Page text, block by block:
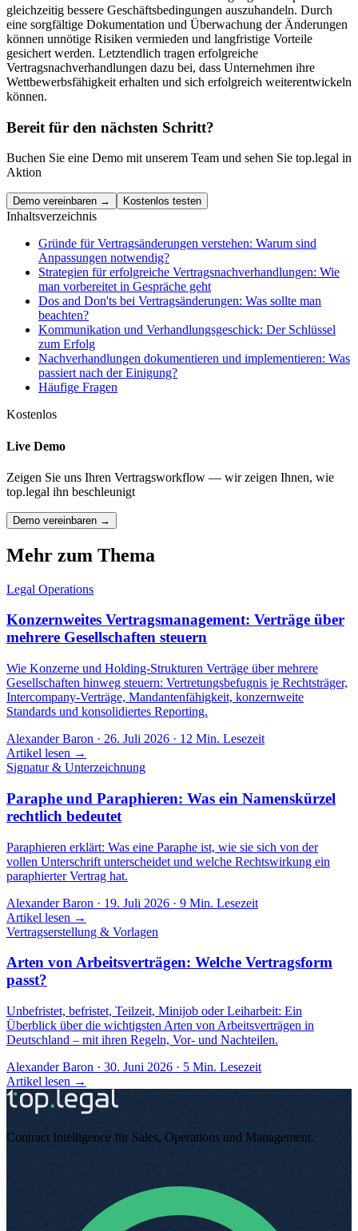
gleichzeitig bessere Geschäftsbedingungen auszuhandeln. Durch
eine sorgfältige Dokumentation und Überwachung der Änderungen
können unnötige Risiken vermieden und langfristige Vorteile
gesichert werden. Letztendlich tragen erfolgreiche
Vertragsnachverhandlungen dazu bei, dass Unternehmen ihre
Wettbewerbsfähigkeit erhalten und sich erfolgreich weiterentwickeln
können.
Bereit für den nächsten Schritt?
Buchen Sie eine Demo mit unserem Team und sehen Sie top.legal in
Aktion
Demo vereinbaren → Kostenlos testen
Inhaltsverzeichnis
Gründe für Vertragsänderungen verstehen: Warum sind
Anpassungen notwendig?
Strategien für erfolgreiche Vertragsnachverhandlungen: Wie
man vorbereitet in Gespräche geht
Dos and Don'ts bei Vertragsänderungen: Was sollte man
beachten?
Kommunikation und Verhandlungsgeschick: Der Schlüssel
zum Erfolg
Nachverhandlungen dokumentieren und implementieren: Was
passiert nach der Einigung?
Häufige Fragen
Kostenlos
Live Demo
Zeigen Sie uns Ihren Vertragsworkflow — wir zeigen Ihnen, wie
top.legal ihn beschleunigt
Demo vereinbaren →
Mehr zum Thema
Legal Operations
Konzernweites Vertragsmanagement: Verträge über
mehrere Gesellschaften steuern
Wie Konzerne und Holding-Strukturen Verträge über mehrere
Gesellschaften hinweg steuern: Vertretungsbefugnis je Rechtsträger,
Intercompany-Verträge, Mandantenfähigkeit, konzernweite
Standards und konsolidiertes Reporting.
Alexander Baron · 26. Juli 2026 · 12 Min. Lesezeit
Artikel lesen →
Signatur & Unterzeichnung
Paraphe und Paraphieren: Was ein Namenskürzel
rechtlich bedeutet
Paraphieren erklärt: Was eine Paraphe ist, wie sie sich von der
vollen Unterschrift unterscheidet und welche Rechtswirkung ein
paraphierter Vertrag hat.
Alexander Baron · 19. Juli 2026 · 9 Min. Lesezeit
Artikel lesen →
Vertragserstellung & Vorlagen
Arten von Arbeitsverträgen: Welche Vertragsform
passt?
Unbefristet, befristet, Teilzeit, Minijob oder Leiharbeit: Ein
Überblick über die wichtigsten Arten von Arbeitsverträgen in
Deutschland – mit ihren Regeln, Vor- und Nachteilen.
Alexander Baron · 30. Juni 2026 · 5 Min. Lesezeit
Artikel lesen →
Contract Intelligence für Sales, Operations und Management.